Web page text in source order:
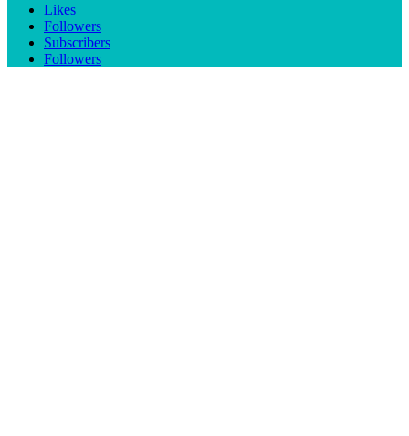
Likes
Followers
Subscribers
Followers